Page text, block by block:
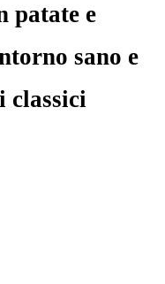
patate e
sano e
classici